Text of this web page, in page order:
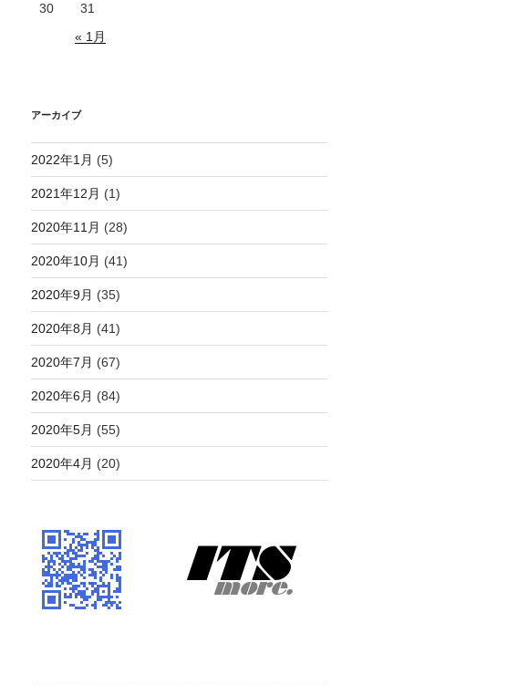
30
31
« 1月
アーカイブ
2022年1月 (5)
2021年12月 (1)
2020年11月 (28)
2020年10月 (41)
2020年9月 (35)
2020年8月 (41)
2020年7月 (67)
2020年6月 (84)
2020年5月 (55)
2020年4月 (20)